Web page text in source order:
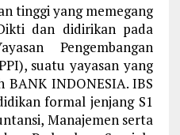
tinggi yang memegang
dan didirikan pada
Pengembangan
suatu yayasan yang
INDONESIA. IBS
formal jenjang S1
Manajemen serta